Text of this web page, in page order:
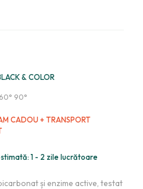
& COLOR
90°
CADOU + TRANSPORT
1 - 2 zile lucrătoare
și enzime active, testat